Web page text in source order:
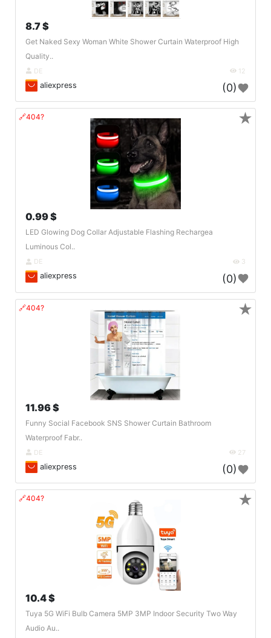
8.7 $
Get Naked Sexy Woman White Shower Curtain Waterproof High
Quality..
DE 12
aliexpress (0)
🔗404?
0.99 $
LED Glowing Dog Collar Adjustable Flashing Rechargea
Luminous Col..
DE 3
aliexpress (0)
★
🔗404?
11.96 $
Funny Social Facebook SNS Shower Curtain Bathroom
Waterproof Fabr..
DE 27
aliexpress (0)
★
🔗404?
10.4 $
Tuya 5G WiFi Bulb Camera 5MP 3MP Indoor Security Two Way
Audio Au..
★